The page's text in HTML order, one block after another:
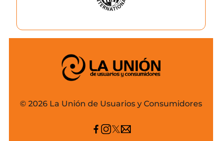
© 2026 La Unión de Usuarios y Consumidores